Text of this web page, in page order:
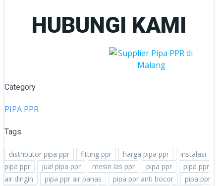
HUBUNGI KAMI
Category
PIPA PPR
Tags
distributor pipa ppr fitting ppr harga pipa ppr
instalasi
pipa ppr
jual pipa ppr mesin las ppr pipa ppr
pipa ppr
air dingin
pipa ppr air panas pipa ppr anti bocor
pipa ppr